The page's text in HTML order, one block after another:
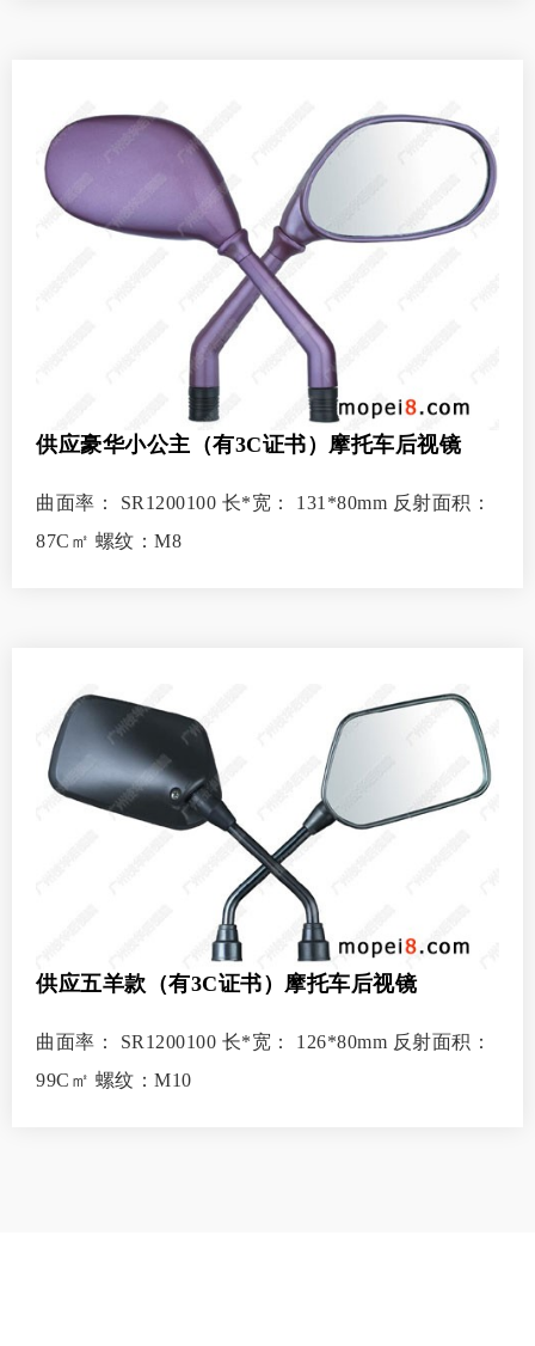
供应豪华小公主（有3C证书）摩托车后视镜
曲面率： SR1200100 长*宽： 131*80mm 反射面积：
87C㎡ 螺纹：M8
供应五羊款（有3C证书）摩托车后视镜
曲面率： SR1200100 长*宽： 126*80mm 反射面积：
99C㎡ 螺纹：M10